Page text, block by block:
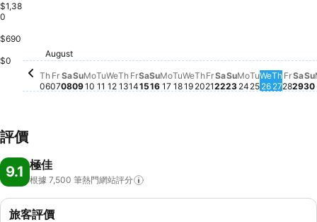
$1,38
0
$690
$0 Thursday, August 06
$896
August
Th
06
Friday, August 07
$1,036
Fr
07
Sa
08
Su
09
Mo
10
Tu
11
We
12
Th
13
Fr
14
Sa
15
Su
16
Mo
17
Tu
18
We
19
Th
20
Fr
21
Sa
22
Su
23
Mo
24
Tu
25
We
26
$844
Th
27
Fr
28
Sa
29
Su
30
評價
9.1 極佳
根據 7,500 筆熱門網站評分
旅客評價